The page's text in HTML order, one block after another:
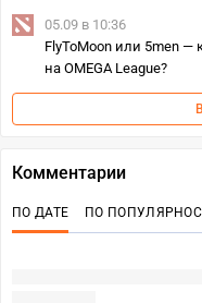
05.09 в 10:36
FlyToMoon или 5men —
на OMEGA League?
Комментарии
ПО ДАТЕ ПО